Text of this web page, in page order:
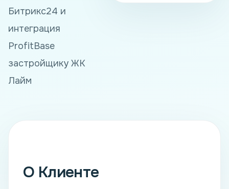
Битрикс24 и
интеграция
ProfitBase
застройщику ЖК
Лайм
О Клиенте